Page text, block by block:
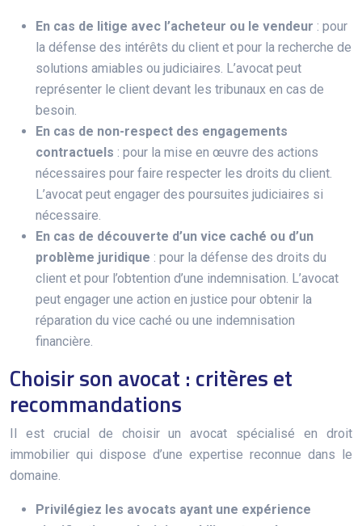
En cas de litige avec l’acheteur ou le vendeur : pour
la défense des intérêts du client et pour la recherche de
solutions amiables ou judiciaires. L’avocat peut
représenter le client devant les tribunaux en cas de
besoin.
En cas de non-respect des engagements
contractuels : pour la mise en œuvre des actions
nécessaires pour faire respecter les droits du client.
L’avocat peut engager des poursuites judiciaires si
nécessaire.
En cas de découverte d’un vice caché ou d’un
problème juridique : pour la défense des droits du
client et pour l’obtention d’une indemnisation. L’avocat
peut engager une action en justice pour obtenir la
réparation du vice caché ou une indemnisation
financière.
Choisir son avocat : critères et
recommandations
Il est crucial de choisir un avocat spécialisé en droit
immobilier qui dispose d’une expertise reconnue dans le
domaine.
Privilégiez les avocats ayant une expérience